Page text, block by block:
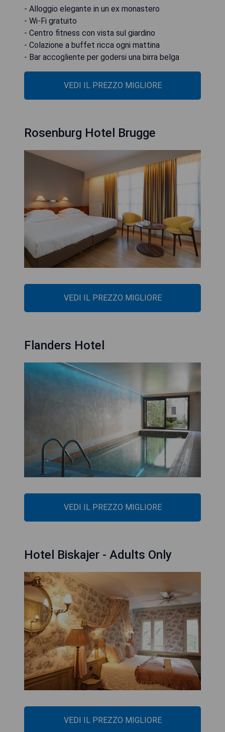
- Alloggio elegante in un ex monastero
- Wi-Fi gratuito
- Centro fitness con vista sul giardino
- Colazione a buffet ricca ogni mattina
- Bar accogliente per godersi una birra belga
VEDI IL PREZZO MIGLIORE
Rosenburg Hotel Brugge
VEDI IL PREZZO MIGLIORE
Flanders Hotel
VEDI IL PREZZO MIGLIORE
Hotel Biskajer - Adults Only
VEDI IL PREZZO MIGLIORE